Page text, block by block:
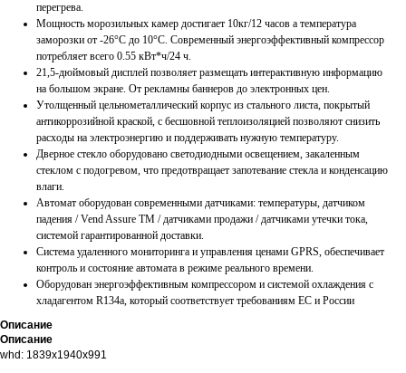
перегрева.
Мощность морозильных камер достигает 10кг/12 часов а температура
заморозки от -26°C до 10°C. Современный энергоэффективный компрессор
потребляет всего 0.55 кВт*ч/24 ч.
21,5-дюймовый дисплей позволяет размещать интерактивную информацию
на большом экране. От рекламны баннеров до электронных цен.
Утолщенный цельнометаллический корпус из стального листа, покрытый
антикоррозийной краской, с бесшовной теплоизоляцией позволяют снизить
расходы на электроэнергию и поддерживать нужную температуру.
Дверное стекло оборудовано светодиодными освещением, закаленным
стеклом с подогревом, что предотвращает запотевание стекла и конденсацию
влаги.
Автомат оборудован современными датчиками: температуры, датчиком
падения / Vend Assure TM / датчиками продажи / датчиками утечки тока,
системой гарантированной доставки.
Система удаленного мониторинга и управления ценами GPRS, обеспечивает
контроль и состояние автомата в режиме реального времени.
Оборудован энергоэффективным компрессором и системой охлаждения с
хладагентом R134a, который соответствует требованиям ЕС и России
Описание
Описание
whd: 1839x1940x991